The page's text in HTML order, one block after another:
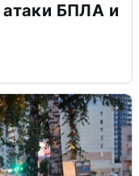
атаки БПЛА и